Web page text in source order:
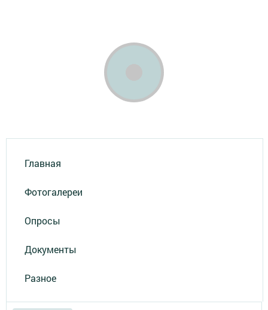
Главная
Фотогалереи
Опросы
Документы
Разное